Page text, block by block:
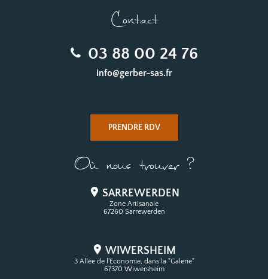
Contact
03 88 00 24 76
info@gerber-sas.fr
PRENDRE RDV
Où nous trouver ?
SARREWERDEN
Zone Artisanale
67260 Sarrewerden
WIWERSHEIM
3 Allée de l'Economie, dans la "Galerie"
67370 Wiwersheim